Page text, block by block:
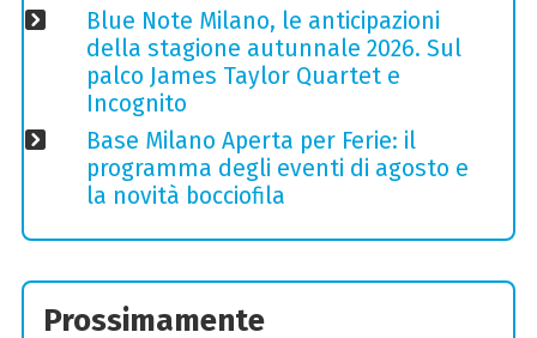
Blue Note Milano, le anticipazioni
della stagione autunnale 2026. Sul
palco James Taylor Quartet e
Incognito
Base Milano Aperta per Ferie: il
programma degli eventi di agosto e
la novità bocciofila
Prossimamente